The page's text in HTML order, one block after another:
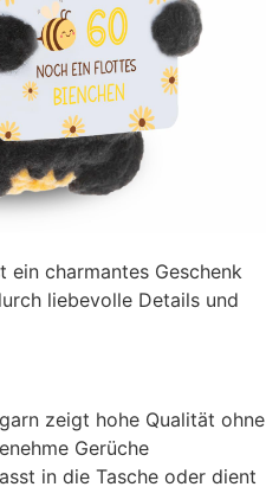
ein charmantes Geschenk
liebevolle Details und
zeigt hohe Qualität ohne
Gerüche
in die Tasche oder dient